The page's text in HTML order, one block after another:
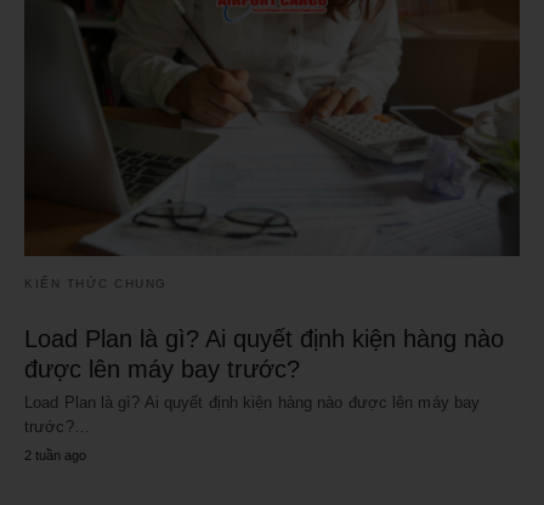
KIẾN THỨC CHUNG
Load Plan là gì? Ai quyết định kiện hàng nào
được lên máy bay trước?
Load Plan là gì? Ai quyết định kiện hàng nào được lên máy bay
trước?…
2 tuần ago